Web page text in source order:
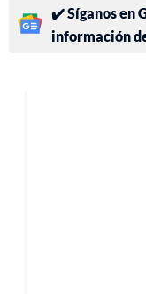
✔️ Síganos en
información